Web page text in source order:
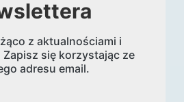
z aktualnościami i
Zapisz się korzystając ze
adresu email.